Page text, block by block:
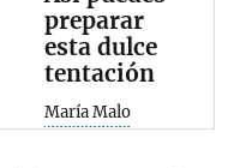
preparar
esta dulce
tentación
María Malo